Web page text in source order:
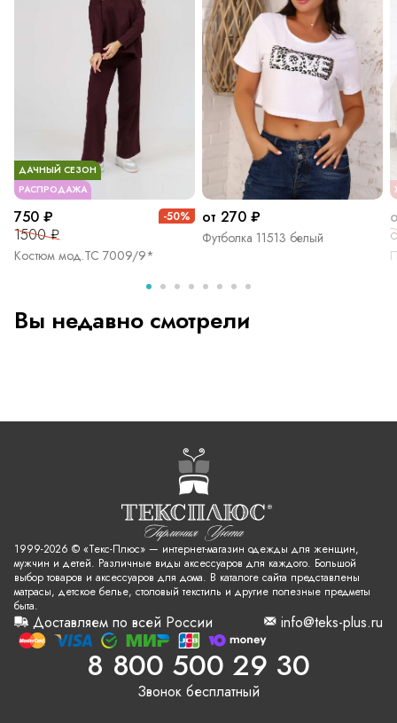
ДАЧНЫЙ СЕЗОН
РАСПРОДАЖА
750 ₽
1500 ₽
-50%
Костюм мод.ТС 7009/9*
от 270 ₽
Футболка 11513 белый
Вы недавно смотрели
1999-2026 © «Текс-Плюс» — интернет-магазин одежды для женщин,
мужчин и детей. Различные виды аксессуаров для каждого. Большой
выбор товаров и аксессуаров для дома. В каталоге сайта представлены
матрасы, детское белье, столовый текстиль и другие полезные предметы
быта.
Доставляем по всей России info@teks-plus.ru
8 800 500 29 30
Звонок бесплатный